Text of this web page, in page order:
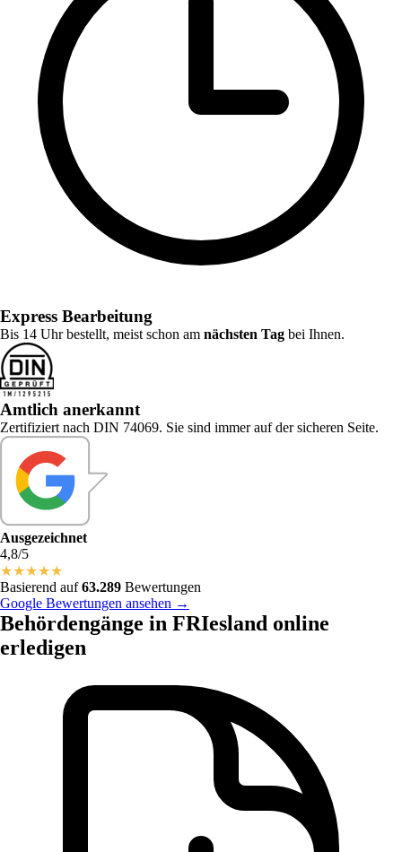
Express Bearbeitung
Bis 14 Uhr bestellt, meist schon am nächsten Tag bei Ihnen.
Amtlich anerkannt
Zertifiziert nach DIN 74069. Sie sind immer auf der sicheren Seite.
Ausgezeichnet
4,8/5
★★★★★
Basierend auf63.289 Bewertungen
Google Bewertungen ansehen →
Behördengänge in FRIesland online
erledigen